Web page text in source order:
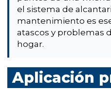
el sistema de
mantenimiento es
atascos y problemas
hogar.
Aplicación